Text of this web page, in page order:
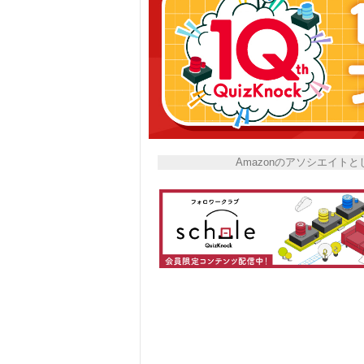
Amazonのアソシエイトと